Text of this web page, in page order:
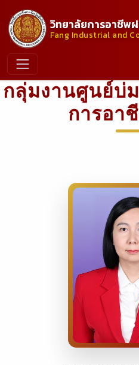
วิทยาลัยการอาชีพ
Fang Industrial and
กลุ่มงานศูนย์บ่
การอา